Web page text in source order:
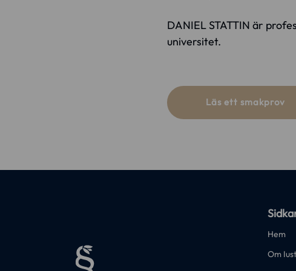
DANIEL STATTIN är
universitet.
Läs ett smakprov
Hem
Om